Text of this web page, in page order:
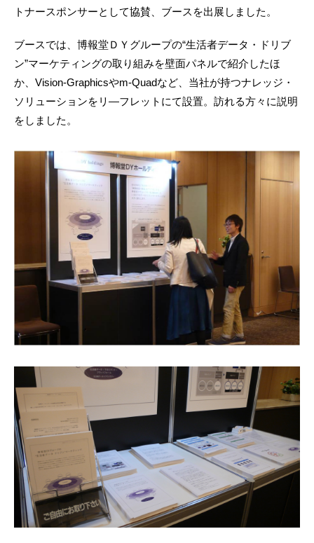
トナースポンサーとして協賛、ブースを出展しました。
ブースでは、博報堂ＤＹグループの“生活者データ・ドリブ
ン”マーケティングの取り組みを壁面パネルで紹介したほ
か、Vision-Graphicsやm-Quadなど、当社が持つナレッジ・
ソリューションをリ―フレットにて設置。訪れる方々に説明
をしました。